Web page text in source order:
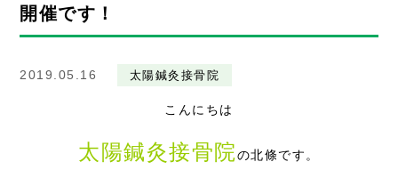
美容
症例別施術
開催です！
2019.05.16 太陽鍼灸接骨院
こんにちは
太陽鍼灸接骨院の北條です。